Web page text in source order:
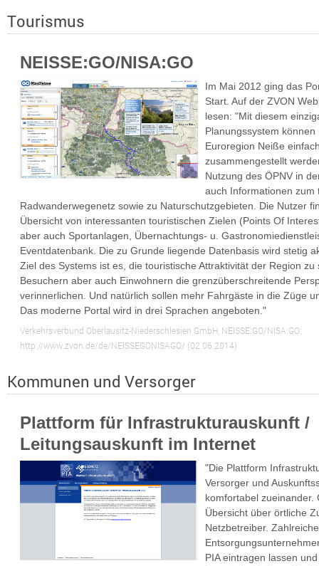
Tourismus
NEISSE:GO/NISA:GO
Im Mai 2012 ging das
Start. Auf der ZVON
lesen: "Mit diesem
Planungssystem
Euroregion Neiße
zusammengestellt
Nutzung des ÖPNV in
auch Informationen zum
Radwanderwegenetz sowie zu Naturschutzgebieten. Die Nutzer
Übersicht von interessanten touristischen Zielen (Points Of
aber auch Sportanlagen, Übernachtungs- u.
Eventdatenbank. Die zu Grunde liegende Datenbasis wird stetig
Ziel des Systems ist es, die touristische Attraktivität der Region
Besuchern aber auch Einwohnern die grenzüberschreitende
verinnerlichen. Und natürlich sollen mehr Fahrgäste in die Züge
Das moderne Portal wird in drei Sprachen angeboten."
Verkehrsverbund Oberlausitz-Niederschlesien GmbH, NEISSE:GO/NISA:GO:
http://www.zvon.de/de/NEISSEGONISAGO/ (02.06.2014)
Kommunen und Versorger
Plattform für Infrastrukturauskunft /
Leitungsauskunft im Internet
"Die Plattform
Versorger und
komfortabel zueinander.
Übersicht über örtliche
Netzbetreiber.
PIA eintragen lassen